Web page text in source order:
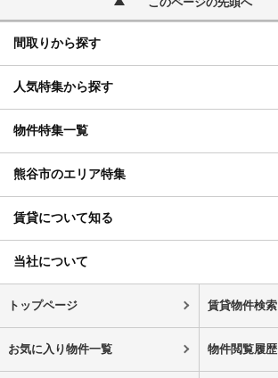
間取りから探す
人気特集から探す
物件特集一覧
熊谷市のエリア特集
賃貸について知る
当社について
トップページ 賃貸物件検索
お気に入り物件一覧 物件閲覧履歴